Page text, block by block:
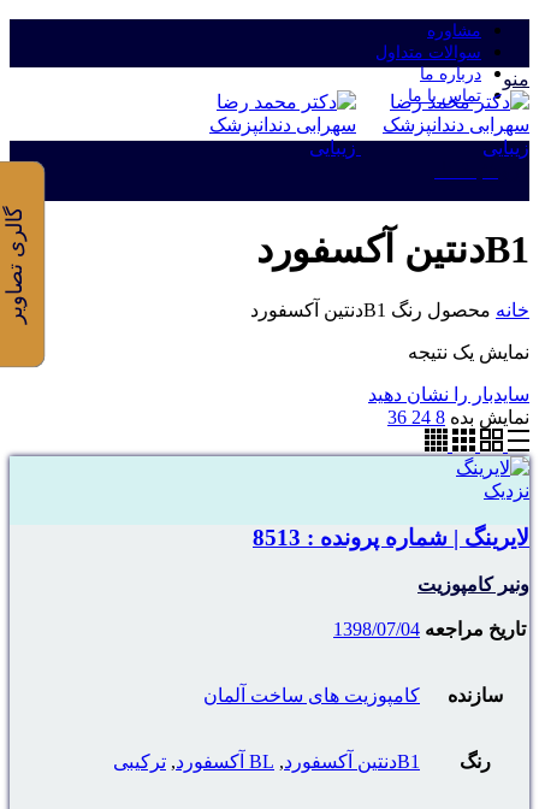
مشاوره
سوالات متداول
درباره ما
تماس با ما
منو
B1دنتین آکسفورد
خانه محصول رنگ
نمایش یک نتیجه
سایدبار را نشان دهید
نمایش بده 8
24
36
نزدیک
لایرینگ | شماره پرونده : 8513
ونیر کامپوزیت
تاریخ مراجعه 1398/07/04
سازنده کامپوزیت های ساخت آلمان
رنگ B1دنتین آکسفورد , BL آکسفورد , ترکیبی
گالری تصاویر